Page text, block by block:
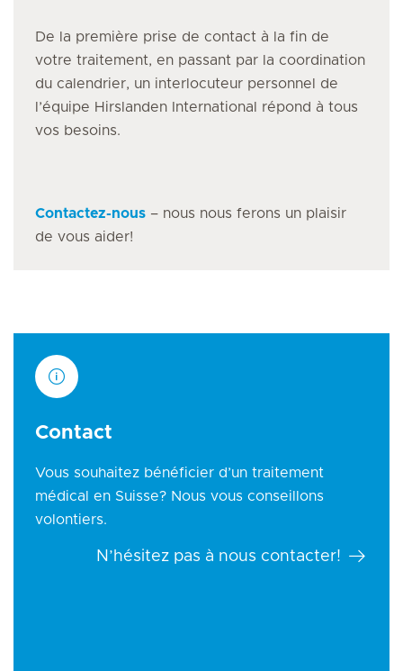
De la première prise de contact à la fin de
votre traitement, en passant par la coordination
du calendrier, un interlocuteur personnel de
l’équipe Hirslanden International répond à tous
vos besoins.
Contactez-nous – nous nous ferons un plaisir
de vous aider!
Contact
Vous souhaitez bénéficier d’un traitement
médical en Suisse? Nous vous conseillons
volontiers.
N’hésitez pas à nous contacter!